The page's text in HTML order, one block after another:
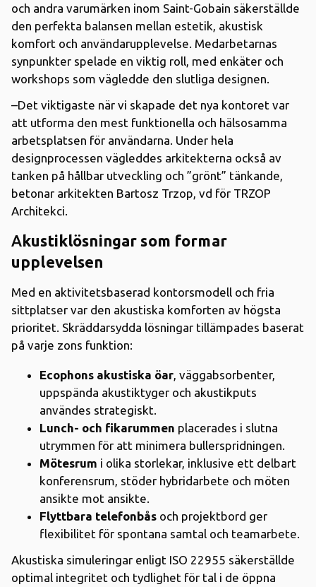
och andra varumärken inom Saint-Gobain säkerställde
den perfekta balansen mellan estetik, akustisk
komfort och användarupplevelse. Medarbetarnas
synpunkter spelade en viktig roll, med enkäter och
workshops som vägledde den slutliga designen.
–Det viktigaste när vi skapade det nya kontoret var
att utforma den mest funktionella och hälsosamma
arbetsplatsen för användarna. Under hela
designprocessen vägleddes arkitekterna också av
tanken på hållbar utveckling och ”grönt” tänkande,
betonar arkitekten Bartosz Trzop, vd för TRZOP
Architekci.
Akustiklösningar som formar
upplevelsen
Med en aktivitetsbaserad kontorsmodell och fria
sittplatser var den akustiska komforten av högsta
prioritet. Skräddarsydda lösningar tillämpades baserat
på varje zons funktion:
Ecophons akustiska öar , väggabsorbenter,
uppspända akustiktyger och akustikputs
användes strategiskt.
Lunch- och fikarummen placerades i slutna
utrymmen för att minimera bullerspridningen.
Mötesrum i olika storlekar, inklusive ett delbart
konferensrum, stöder hybridarbete och möten
ansikte mot ansikte.
Flyttbara telefonbås och projektbord ger
flexibilitet för spontana samtal och teamarbete.
Akustiska simuleringar enligt ISO 22955 säkerställde
optimal integritet och tydlighet för tal i de öppna